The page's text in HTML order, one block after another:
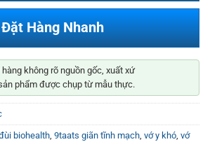
Đặt Hàng Nhanh
không rõ nguồn gốc, xuất xứ
phẩm được chụp từ mẫu thực.
biohealth, 9taats giãn tĩnh mạch, vớ y khó, vớ